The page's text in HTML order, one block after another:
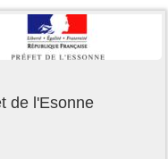
de l'Esonne